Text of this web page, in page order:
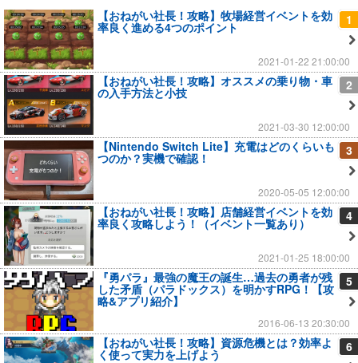
1
【おねがい社長！攻略】牧場経営イベントを効
率良く進める4つのポイント
2021-01-22 21:00:00
2
【おねがい社長！攻略】オススメの乗り物・車
の入手方法と小技
2021-03-30 12:00:00
3
【Nintendo Switch Lite】充電はどのくらいも
つのか？実機で確認！
2020-05-05 12:00:00
4
【おねがい社長！攻略】店舗経営イベントを効
率良く攻略しよう！（イベント一覧あり）
2021-01-25 18:00:00
5
『勇パラ』最強の魔王の誕生…過去の勇者が残
した矛盾（パラドックス）を明かすRPG！【攻
略&アプリ紹介】
2016-06-13 20:30:00
6
【おねがい社長！攻略】資源危機とは？効率よ
く使って実力を上げよう